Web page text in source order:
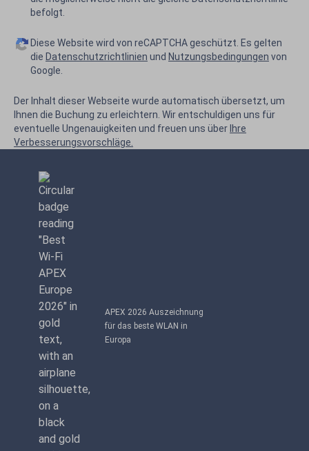
befolgt.
Diese Website wird von reCAPTCHA geschützt. Es gelten
die Datenschutzrichtlinien und Nutzungsbedingungen von
Google.
Der Inhalt dieser Webseite wurde automatisch übersetzt, um
Ihnen die Buchung zu erleichtern. Wir entschuldigen uns für
eventuelle Ungenauigkeiten und freuen uns über Ihre
Verbesserungsvorschläge.
APEX 2026 Auszeichnung
für das beste WLAN in
Europa